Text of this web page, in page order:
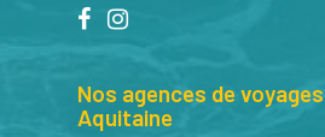
facebook
instagram
Nos agences de
Aquitaine